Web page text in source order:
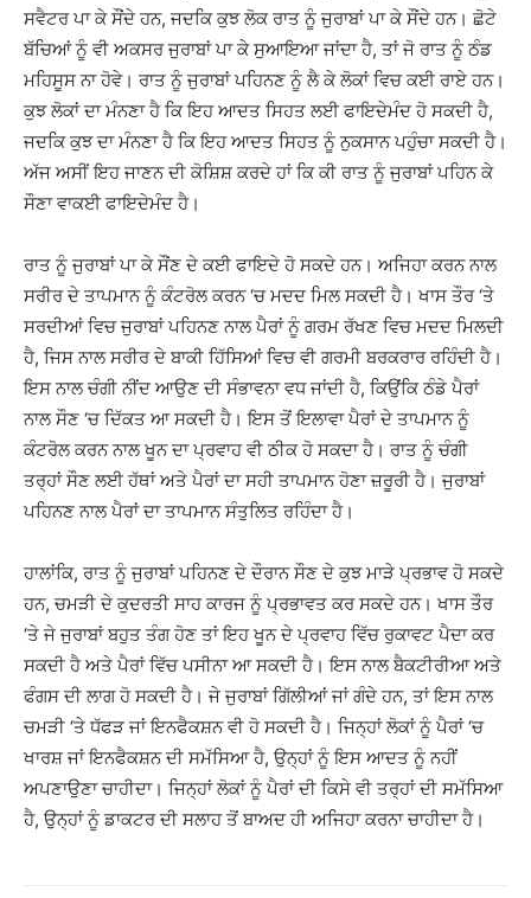
ਸਵੈਟਰ ਪਾ ਕੇ ਸੌਂਦੇ ਹਨ, ਜਦਕਿ ਕੁਝ ਲੋਕ ਰਾਤ ਨੂੰ ਜੁਰਾਬਾਂ ਪਾ ਕੇ ਸੌਂਦੇ ਹਨ। ਛੋਟੇ
ਬੱਚਿਆਂ ਨੂੰ ਵੀ ਅਕਸਰ ਜੁਰਾਬਾਂ ਪਾ ਕੇ ਸੁਆਇਆ ਜਾਂਦਾ ਹੈ, ਤਾਂ ਜੋ ਰਾਤ ਨੂੰ ਠੰਡ
ਮਹਿਸੂਸ ਨਾ ਹੋਵੇ। ਰਾਤ ਨੂੰ ਜੁਰਾਬਾਂ ਪਹਿਨਣ ਨੂੰ ਲੈ ਕੇ ਲੋਕਾਂ ਵਿਚ ਕਈ ਰਾਏ ਹਨ।
ਕੁਝ ਲੋਕਾਂ ਦਾ ਮੰਨਣਾ ਹੈ ਕਿ ਇਹ ਆਦਤ ਸਿਹਤ ਲਈ ਫਾਇਦੇਮੰਦ ਹੋ ਸਕਦੀ ਹੈ,
ਜਦਕਿ ਕੁਝ ਦਾ ਮੰਨਣਾ ਹੈ ਕਿ ਇਹ ਆਦਤ ਸਿਹਤ ਨੂੰ ਨੁਕਸਾਨ ਪਹੁੰਚਾ ਸਕਦੀ ਹੈ।
ਅੱਜ ਅਸੀਂ ਇਹ ਜਾਣਨ ਦੀ ਕੋਸ਼ਿਸ਼ ਕਰਦੇ ਹਾਂ ਕਿ ਕੀ ਰਾਤ ਨੂੰ ਜੁਰਾਬਾਂ ਪਹਿਨ ਕੇ
ਸੌਣਾ ਵਾਕਈ ਫਾਇਦੇਮੰਦ ਹੈ।
ਰਾਤ ਨੂੰ ਜੁਰਾਬਾਂ ਪਾ ਕੇ ਸੌਂਣ ਦੇ ਕਈ ਫਾਇਦੇ ਹੋ ਸਕਦੇ ਹਨ। ਅਜਿਹਾ ਕਰਨ ਨਾਲ
ਸਰੀਰ ਦੇ ਤਾਪਮਾਨ ਨੂੰ ਕੰਟਰੋਲ ਕਰਨ ‘ਚ ਮਦਦ ਮਿਲ ਸਕਦੀ ਹੈ। ਖਾਸ ਤੌਰ ‘ਤੇ
ਸਰਦੀਆਂ ਵਿਚ ਜੁਰਾਬਾਂ ਪਹਿਨਣ ਨਾਲ ਪੈਰਾਂ ਨੂੰ ਗਰਮ ਰੱਖਣ ਵਿਚ ਮਦਦ ਮਿਲਦੀ
ਹੈ, ਜਿਸ ਨਾਲ ਸਰੀਰ ਦੇ ਬਾਕੀ ਹਿੱਸਿਆਂ ਵਿਚ ਵੀ ਗਰਮੀ ਬਰਕਰਾਰ ਰਹਿੰਦੀ ਹੈ।
ਇਸ ਨਾਲ ਚੰਗੀ ਨੀਂਦ ਆਉਣ ਦੀ ਸੰਭਾਵਨਾ ਵਧ ਜਾਂਦੀ ਹੈ, ਕਿਉਂਕਿ ਠੰਡੇ ਪੈਰਾਂ
ਨਾਲ ਸੌਣ ‘ਚ ਦਿੱਕਤ ਆ ਸਕਦੀ ਹੈ। ਇਸ ਤੋਂ ਇਲਾਵਾ ਪੈਰਾਂ ਦੇ ਤਾਪਮਾਨ ਨੂੰ
ਕੰਟਰੋਲ ਕਰਨ ਨਾਲ ਖੂਨ ਦਾ ਪ੍ਰਵਾਹ ਵੀ ਠੀਕ ਹੋ ਸਕਦਾ ਹੈ। ਰਾਤ ਨੂੰ ਚੰਗੀ
ਤਰ੍ਹਾਂ ਸੌਣ ਲਈ ਹੱਥਾਂ ਅਤੇ ਪੈਰਾਂ ਦਾ ਸਹੀ ਤਾਪਮਾਨ ਹੋਣਾ ਜ਼ਰੂਰੀ ਹੈ। ਜੁਰਾਬਾਂ
ਪਹਿਨਣ ਨਾਲ ਪੈਰਾਂ ਦਾ ਤਾਪਮਾਨ ਸੰਤੁਲਿਤ ਰਹਿੰਦਾ ਹੈ।
ਹਾਲਾਂਕਿ, ਰਾਤ ​​ਨੂੰ ਜੁਰਾਬਾਂ ਪਹਿਨਣ ਦੇ ਦੌਰਾਨ ਸੌਣ ਦੇ ਕੁਝ ਮਾੜੇ ਪ੍ਰਭਾਵ ਹੋ ਸਕਦੇ
ਹਨ, ਚਮੜੀ ਦੇ ਕੁਦਰਤੀ ਸਾਹ ਕਾਰਜ ਨੂੰ ਪ੍ਰਭਾਵਤ ਕਰ ਸਕਦੇ ਹਨ। ਖਾਸ ਤੌਰ
‘ਤੇ ਜੇ ਜੁਰਾਬਾਂ ਬਹੁਤ ਤੰਗ ਹੋਣ ਤਾਂ ਇਹ ਖੂਨ ਦੇ ਪ੍ਰਵਾਹ ਵਿੱਚ ਰੁਕਾਵਟ ਪੈਦਾ ਕਰ
ਸਕਦੀ ਹੈ ਅਤੇ ਪੈਰਾਂ ਵਿੱਚ ਪਸੀਨਾ ਆ ਸਕਦੀ ਹੈ। ਇਸ ਨਾਲ ਬੈਕਟੀਰੀਆ ਅਤੇ
ਫੰਗਸ ਦੀ ਲਾਗ ਹੋ ਸਕਦੀ ਹੈ। ਜੇ ਜੁਰਾਬਾਂ ਗਿੱਲੀਆਂ ਜਾਂ ਗੰਦੇ ਹਨ, ਤਾਂ ਇਸ ਨਾਲ
ਚਮੜੀ ‘ਤੇ ਧੱਫੜ ਜਾਂ ਇਨਫੈਕਸ਼ਨ ਵੀ ਹੋ ਸਕਦੀ ਹੈ। ਜਿਨ੍ਹਾਂ ਲੋਕਾਂ ਨੂੰ ਪੈਰਾਂ ‘ਚ
ਖਾਰਸ਼ ਜਾਂ ਇਨਫੈਕਸ਼ਨ ਦੀ ਸਮੱਸਿਆ ਹੈ, ਉਨ੍ਹਾਂ ਨੂੰ ਇਸ ਆਦਤ ਨੂੰ ਨਹੀਂ
ਅਪਣਾਉਣਾ ਚਾਹੀਦਾ। ਜਿਨ੍ਹਾਂ ਲੋਕਾਂ ਨੂੰ ਪੈਰਾਂ ਦੀ ਕਿਸੇ ਵੀ ਤਰ੍ਹਾਂ ਦੀ ਸਮੱਸਿਆ
ਹੈ, ਉਨ੍ਹਾਂ ਨੂੰ ਡਾਕਟਰ ਦੀ ਸਲਾਹ ਤੋਂ ਬਾਅਦ ਹੀ ਅਜਿਹਾ ਕਰਨਾ ਚਾਹੀਦਾ ਹੈ।